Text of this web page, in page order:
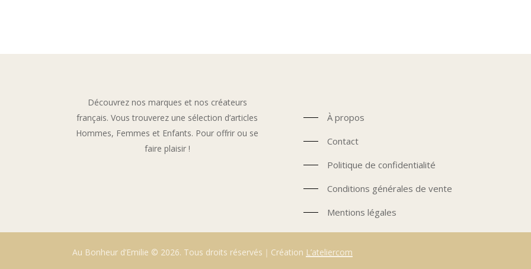
Découvrez nos marques et nos créateurs
français. Vous trouverez une sélection d’articles
Hommes, Femmes et Enfants. Pour offrir ou se
faire plaisir !
À propos
Contact
Politique de confidentialité
Conditions générales de vente
Mentions légales
Au Bonheur d’Emilie © 2026. Tous droits réservés｜Création L’ateliercom